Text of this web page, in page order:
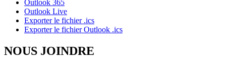
Outlook 365
Outlook Live
Exporter le fichier .ics
Exporter le fichier Outlook .ics
NOUS JOINDRE